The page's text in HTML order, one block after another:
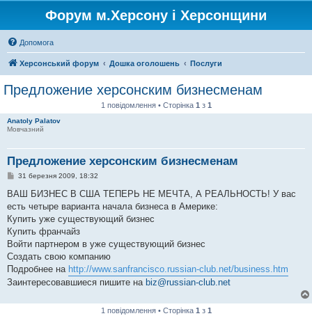
Форум м.Херсону і Херсонщини
Допомога
Херсонський форум Дошка оголошень Послуги
Предложение херсонским бизнесменам
1 повідомлення • Сторінка 1 з 1
Anatoly Palatov
Мовчазний
Предложение херсонским бизнесменам
П
в
д
о
м
л
е
н
я
31 березня 2009, 18:32
ВАШ БИЗНЕС В США ТЕПЕРЬ НЕ МЕЧТА, А РЕАЛЬНОСТЬ! У вас
есть четыре варианта начала бизнеса в Америке:
Купить уже существующий бизнес
Купить франчайз
Войти партнером в уже существующий бизнес
Создать свою компанию
Подробнее на http://www.sanfrancisco.russian-club.net/business.htm
Заинтересовавшиеся пишите на biz@russian-club.net
1 повідомлення • Сторінка 1 з 1